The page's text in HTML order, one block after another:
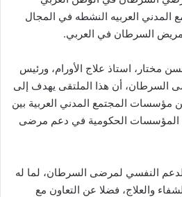
العربيه النشطه في المجال
السرطان في العربي.
مختار، استاذ علاج الأورام، ورئيس
السرطان، أن هذا الملتقى يهدف إلى
مؤسسات المجتمع المدني العربية بين
المؤسسات الحكومية في دعم مرضى
النفسي لمرضى السرطان، لما له
والعلاج، فضلا عن التعاون مع